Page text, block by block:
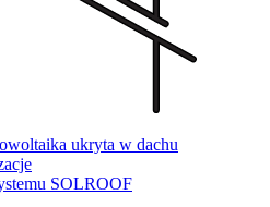
ukryta w dachu
SOLROOF